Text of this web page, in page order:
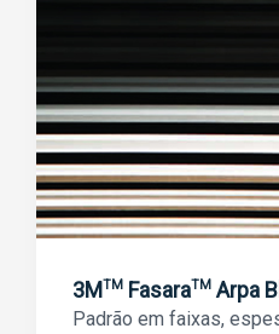
3MTM FasaraTM Arpa
Padrão em faixas,